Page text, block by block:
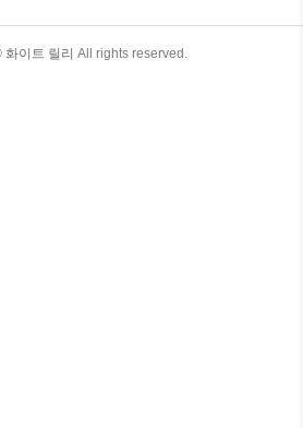
다가 눈에 띄어 보게 된 영화다. 벤데타
(Vendetta)는 앙갚음, 복수라는 의미로 영
화이트 릴리 All rights reserved.